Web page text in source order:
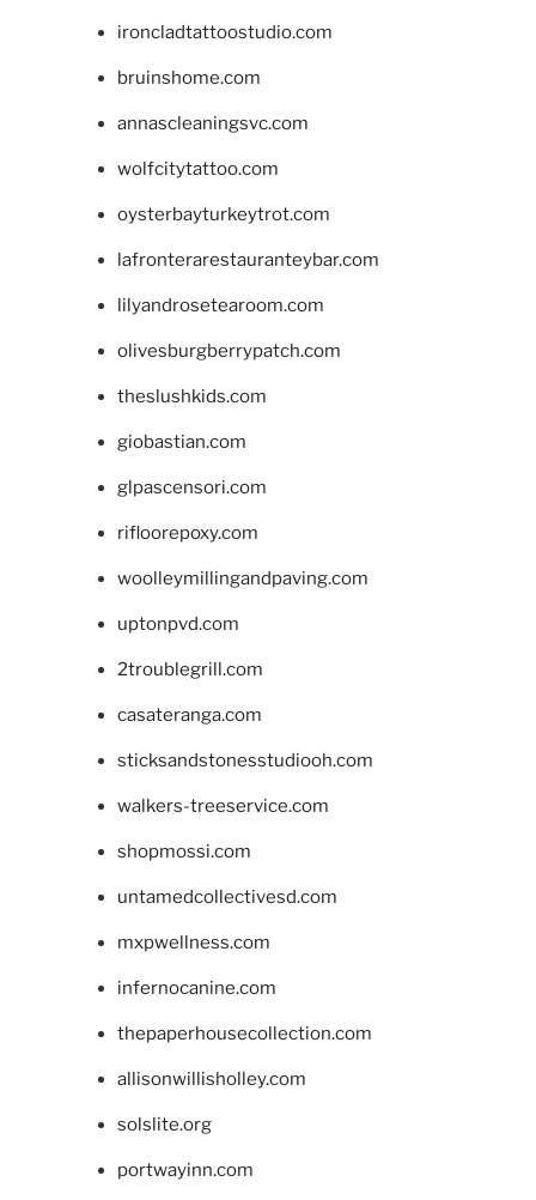
ironcladtattoostudio.com
bruinshome.com
annascleaningsvc.com
wolfcitytattoo.com
oysterbayturkeytrot.com
lafronterarestauranteybar.com
lilyandrosetearoom.com
olivesburgberrypatch.com
theslushkids.com
giobastian.com
glpascensori.com
rifloorepoxy.com
woolleymillingandpaving.com
uptonpvd.com
2troublegrill.com
casateranga.com
sticksandstonesstudiooh.com
walkers-treeservice.com
shopmossi.com
untamedcollectivesd.com
mxpwellness.com
infernocanine.com
thepaperhousecollection.com
allisonwillisholley.com
solslite.org
portwayinn.com